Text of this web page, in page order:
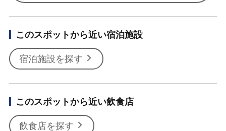
このスポットから近い宿泊施設
宿泊施設を探す
このスポットから近い飲食店
飲食店を探す